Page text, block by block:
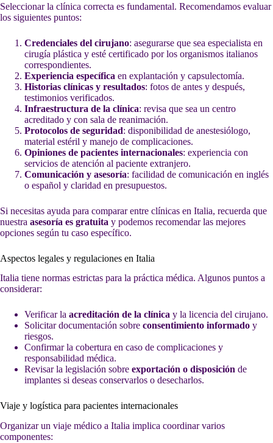
Seleccionar la clínica correcta es fundamental. Recomendamos evaluar
los siguientes puntos:
Credenciales del cirujano: asegurarse que sea especialista en
cirugía plástica y esté certificado por los organismos italianos
correspondientes.
Experiencia específica en explantación y capsulectomía.
Historias clínicas y resultados: fotos de antes y después,
testimonios verificados.
Infraestructura de la clínica: revisa que sea un centro
acreditado y con sala de reanimación.
Protocolos de seguridad: disponibilidad de anestesiólogo,
material estéril y manejo de complicaciones.
Opiniones de pacientes internacionales: experiencia con
servicios de atención al paciente extranjero.
Comunicación y asesoría: facilidad de comunicación en inglés
o español y claridad en presupuestos.
Si necesitas ayuda para comparar entre clínicas en Italia, recuerda que
nuestra asesoría es gratuita y podemos recomendar las mejores
opciones según tu caso específico.
Aspectos legales y regulaciones en Italia
Italia tiene normas estrictas para la práctica médica. Algunos puntos a
considerar:
Verificar la acreditación de la clínica y la licencia del cirujano.
Solicitar documentación sobre consentimiento informado y
riesgos.
Confirmar la cobertura en caso de complicaciones y
responsabilidad médica.
Revisar la legislación sobre exportación o disposición de
implantes si deseas conservarlos o desecharlos.
Viaje y logística para pacientes internacionales
Organizar un viaje médico a Italia implica coordinar varios
componentes: